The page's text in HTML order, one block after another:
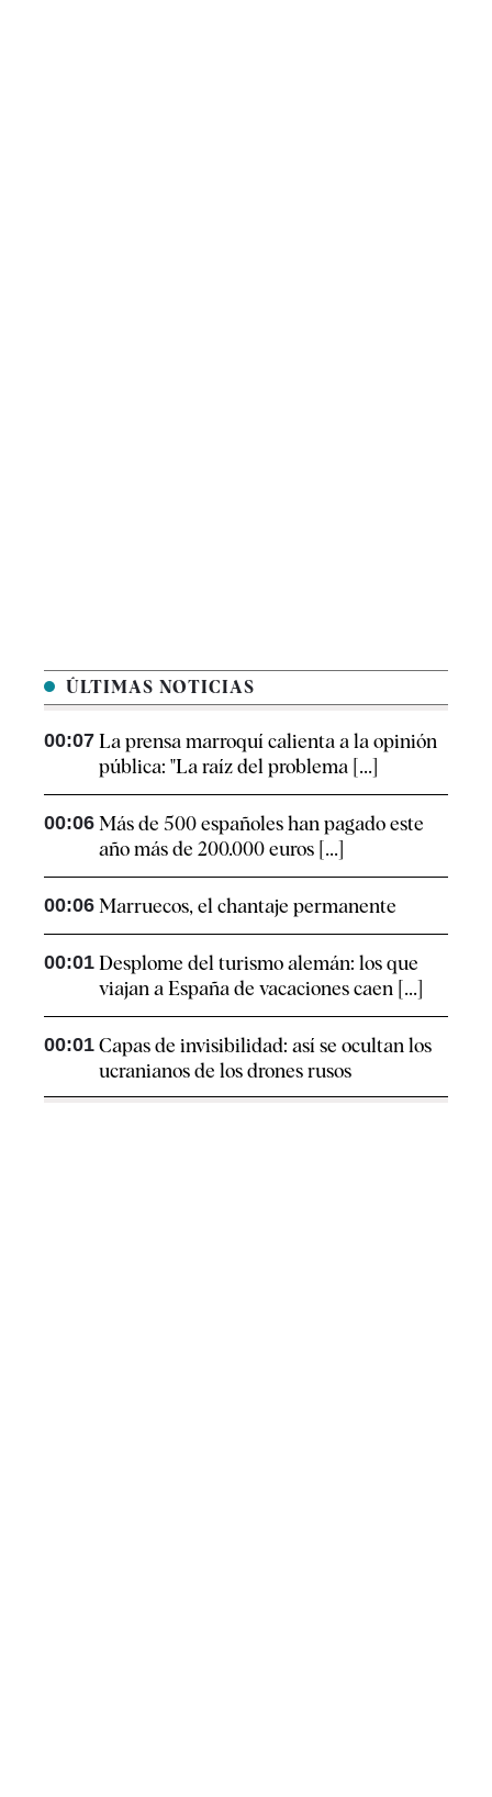
ÚLTIMAS NOTICIAS
00:07 La prensa marroquí calienta a la opinión
pública: "La raíz del problema [...]
00:06 Más de 500 españoles han pagado este
año más de 200.000 euros [...]
00:06 Marruecos, el chantaje permanente
00:01 Desplome del turismo alemán: los que
viajan a España de vacaciones caen [...]
00:01 Capas de invisibilidad: así se ocultan los
ucranianos de los drones rusos